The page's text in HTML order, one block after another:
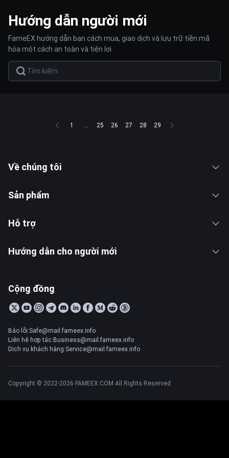
Hướng dẫn người mới
FameEX hướng dẫn bạn cách mua, giao dịch và lưu trữ tiền mã
hóa một cách an toàn và tiện lợi.
1 ... 25 26 27 28 29
Về chúng tôi
Sản phẩm
Hỗ trợ
Hướng dẫn cho người mới
Cộng đồng
Báo lỗi:Safe@mail.fameex.info
Liên hệ hợp tác:Business@mail.fameex.info
Dịch vụ khách hàng:Service@mail.fameex.info
Copyright © 2022-2026 FAMEEX.COM All Rights Reserved